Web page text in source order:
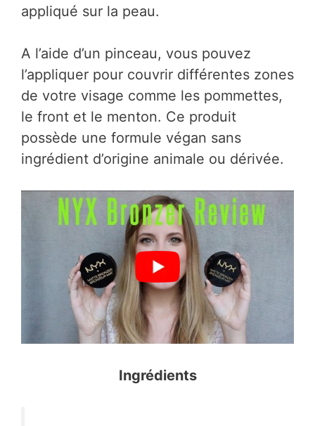
appliqué sur la peau.
A l’aide d’un pinceau, vous pouvez
l’appliquer pour couvrir différentes zones
de votre visage comme les pommettes,
le front et le menton. Ce produit
possède une formule végan sans
ingrédient d’origine animale ou dérivée.
Ingrédients